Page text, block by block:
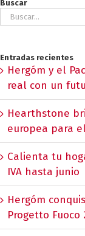
Buscar
Buscar:
Entradas recientes
Hergóm y el
real con un
Hearthstone
europea para
Calienta tu
IVA hasta junio
Hergóm
Progetto Fuoco